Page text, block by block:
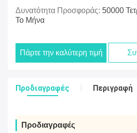
Δυνατότητα Προσφοράς: 50000
Το Μήνα
Πάρτε την καλύτερη τιμή
Προδιαγραφές Περιγραφή
Προδιαγραφές